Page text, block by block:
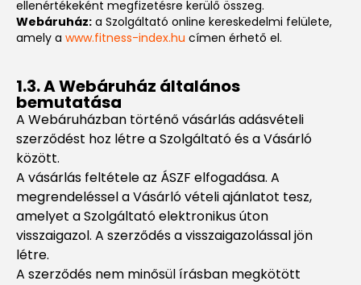
ellenértékeként megfizetésre kerülő összeg.
Webáruház: a Szolgáltató online kereskedelmi felülete,
amely a www.fitness-index.hu címen érhető el.
1.3. A Webáruház általános
bemutatása
A Webáruházban történő vásárlás adásvételi
szerződést hoz létre a Szolgáltató és a Vásárló
között.
A vásárlás feltétele az ÁSZF elfogadása. A
megrendeléssel a Vásárló vételi ajánlatot tesz,
amelyet a Szolgáltató elektronikus úton
visszaigazol. A szerződés a visszaigazolással jön
létre.
A szerződés nem minősül írásban megkötött